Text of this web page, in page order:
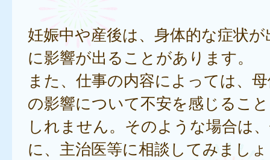
妊娠中や産後は、身体的な症状
に影響が出ることがあります。
また、仕事の内容によっては、
の影響について不安を感じるこ
しれません。そのような場合は
に、主治医等に相談してみまし